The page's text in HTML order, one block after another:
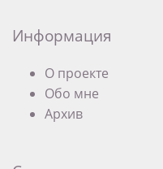
Информация
О проекте
Обо мне
Архив